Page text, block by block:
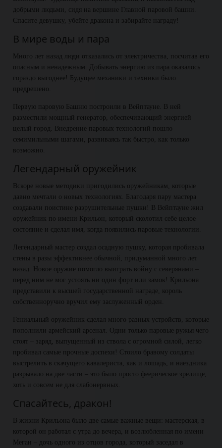
добрыми людьми, сидя на вершине Главной паровой башни.
Спасите девушку, убейте дракона и забирайте награду!
В мире воды и пара
Много лет назад люди отказались от электричества, посчитав его
опасным и ненадежным. Добывать энергию из пара оказалось
гораздо выгоднее! Будущее механики и техники было
предрешено.
Первую паровую Башню построили в Вейптауне. В ней
разместили мощный генератор, обеспечивающий энергией
целый город. Внедрение паровых технологий пошло
семимильными шагами, развиваясь так быстро, как только
возможно.
Легендарный оружейник
Вскоре новые методики пригодились оружейникам, которые
давно мечтали о новых технологиях. Благодаря пару мастера
создавали поистине разрушительные пушки! В Вейптауне жил
оружейник по имени Крильон, который сколотил себе целое
состояние и сделал имя, когда появились паровые технологии.
Легендарный мастер создал осадную пушку, которая пробивала
стены в разы эффективнее обычной, придуманной много лет
назад. Новое оружие помогло выиграть войну с северянами –
перед ним не мог устоять ни один форт или замок! Крильона
представили к высшей государственной награде, король
собственноручно вручил ему заслуженный орден.
Гениальный оружейник сделал много разных устройств, которые
пополнили армейский арсенал. Одни только паровые ружья чего
стоят – заряд, выпущенный из ствола с огромной силой, легко
пробивал самые прочные доспехи! Стоило бравому солдаты
выстрелить в скачущего кавалериста, как и лошадь, и наездника
разрывало на две части – это было просто феерическое зрелище,
хоть и совсем не для слабонервных.
Спасайтесь, дракон!
В жизни Крильона было две самые важные вещи: мастерская, в
которой он работал с утра до вечера, и возлюбленная по имени
Меган – дочь одного из отцов города, который заседал в